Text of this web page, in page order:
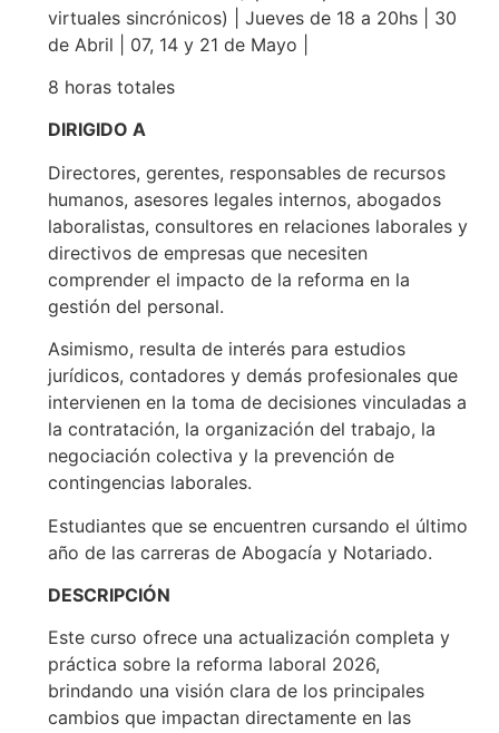
virtuales sincrónicos) | Jueves de 18 a 20hs | 30
de Abril | 07, 14 y 21 de Mayo |
8 horas totales
DIRIGIDO A
Directores, gerentes, responsables de recursos
humanos, asesores legales internos, abogados
laboralistas, consultores en relaciones laborales y
directivos de empresas que necesiten
comprender el impacto de la reforma en la
gestión del personal.
Asimismo, resulta de interés para estudios
jurídicos, contadores y demás profesionales que
intervienen en la toma de decisiones vinculadas a
la contratación, la organización del trabajo, la
negociación colectiva y la prevención de
contingencias laborales.
Estudiantes que se encuentren cursando el último
año de las carreras de Abogacía y Notariado.
DESCRIPCIÓN
Este curso ofrece una actualización completa y
práctica sobre la reforma laboral 2026,
brindando una visión clara de los principales
cambios que impactan directamente en las